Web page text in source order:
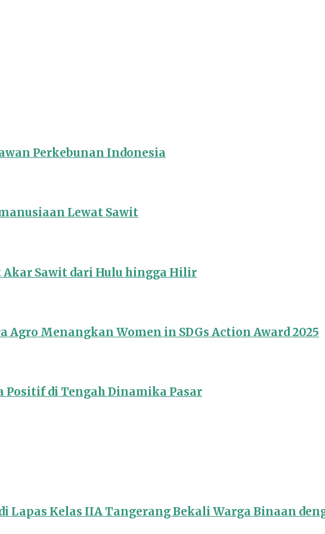
Perkebunan Indonesia
Lewat Sawit
Sawit dari Hulu hingga Hilir
Menangkan Women in SDGs Action Award 2025
Positif di Tengah Dinamika Pasar
Lapas Kelas IIA Tangerang Bekali Warga Binaan